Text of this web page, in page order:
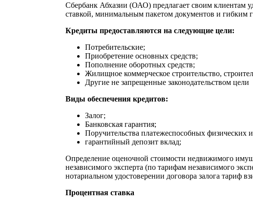
Сбербанк Абхазии (ОАО) предлагает своим клиентам
ставкой, минимальным пакетом документов и гибким
Кредиты предоставляются на следующие цели:
Потребительские;
Приобретение основных средств;
Пополнение оборотных средств;
Жилищное коммерческое строительство,
Другие не запрещенные законодательством цели
Виды обеспечения кредитов:
Залог;
Банковская гарантия;
Поручительства платежеспособных физических
гарантийный депозит вклад;
Определение оценочной стоимости недвижимого
независимого эксперта (по тарифам независимого
нотариальном удостоверении договора залога тариф
Процентная ставка